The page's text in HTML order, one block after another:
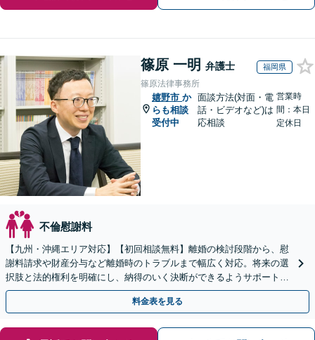
篠原 一明 弁護士 福岡県
篠原法律事務所
嬉野市 か
らも相談
受付中
面談方法(対面・電
話・ビデオなど)は
応相談
営業時
間：本日
定休日
不倫慰謝料
【九州・沖縄エリア対応】【初回相談無料】離婚の検討段階から、慰
謝料請求や財産分与など離婚時のトラブルまで幅広く対応。将来の選
択肢と法的権利を明確にし、納得のいく決断ができるようサポートい
たします【当日・休日・夜間相談OK】
料金表を見る